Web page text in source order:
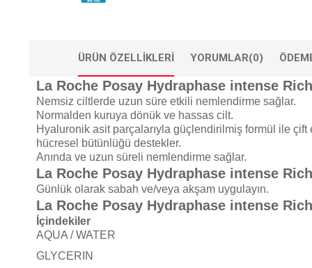
ÜRÜN ÖZELLIKLERI YORUMLAR(0)
La Roche Posay Hydraphase intense
Nemsiz ciltlerde uzun süre etkili nemlendirme sağlar.
Normalden kuruya dönük ve hassas cilt.
Hyaluronik asit parçalarıyla güçlendirilmiş formül ile
hücresel bütünlüğü destekler.
Anında ve uzun süreli nemlendirme sağlar.
La Roche Posay Hydraphase intense
Günlük olarak sabah ve/veya akşam uygulayın.
La Roche Posay Hydraphase intense
İçindekiler
AQUA / WATER
GLYCERIN